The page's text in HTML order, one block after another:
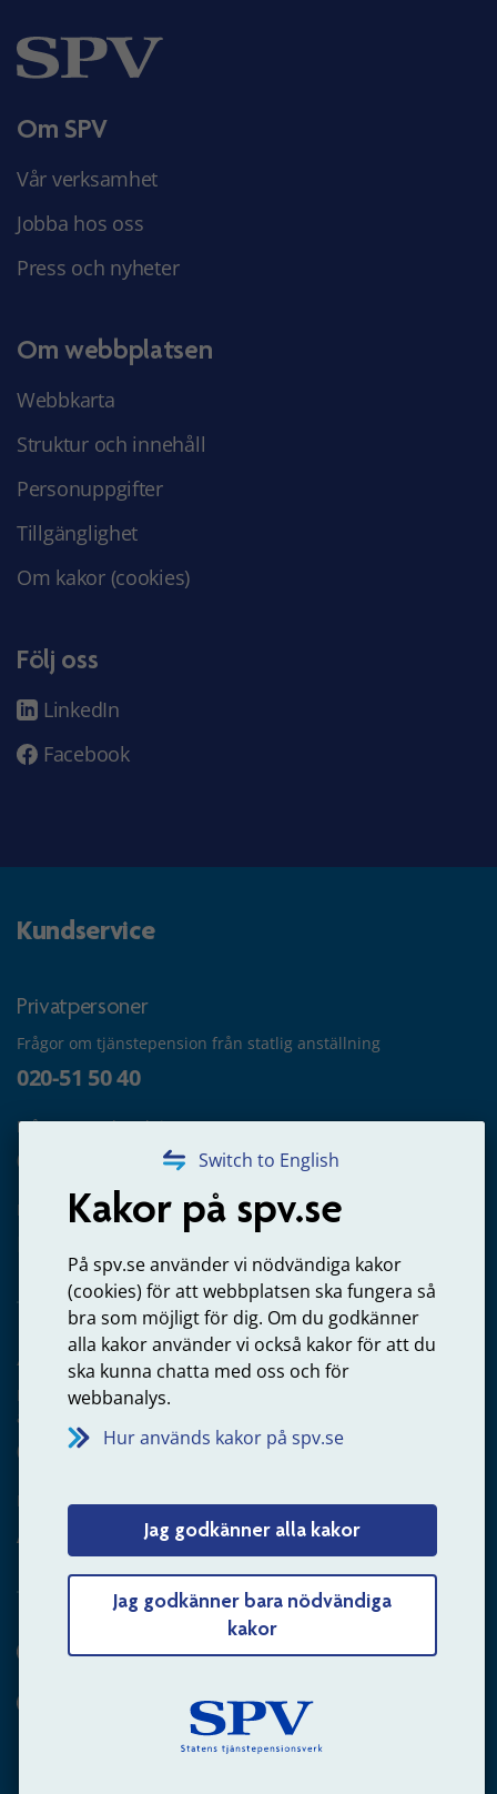
Switch to English
Kakor på spv.se
På spv.se använder vi nödvändiga kakor
(cookies) för att webbplatsen ska fungera så
bra som möjligt för dig. Om du godkänner
alla kakor använder vi också kakor för att du
ska kunna chatta med oss och för
webbanalys.
Hur används kakor på spv.se
Jag godkänner alla kakor
Jag godkänner bara nödvändiga
kakor
Om SPV
Vår verksamhet
Jobba hos oss
Press och nyheter
Om webbplatsen
Webbkarta
Struktur och innehåll
Personuppgifter
Tillgänglighet
Om kakor (cookies)
Följ oss
LinkedIn
Facebook
Kundservice
Privatpersoner
Frågor om tjänstepension från statlig anställning
020-51 50 40
Frågor om utbetalning
020-65 00 65
Kontakta oss
Arbetsgivare
Frågor om administration av tjänstepension från statlig
anställning
060-18 75 03
Kontakta oss
Arbetsgivare – skicka mejl till oss
Hitta svaret på din fråga
Andra sätt att kontakta oss